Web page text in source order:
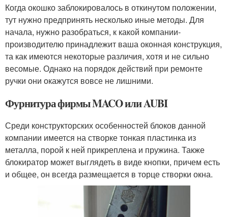
Когда окошко заблокировалось в откинутом положении,
тут нужно предпринять несколько иные методы. Для
начала, нужно разобраться, к какой компании-
производителю принадлежит ваша оконная конструкция,
та как имеются некоторые различия, хотя и не сильно
весомые. Однако на порядок действий при ремонте
ручки они окажутся вовсе не лишними.
Фурнитура фирмы MACO или AUBI
Среди конструкторских особенностей блоков данной
компании имеется на створке тонкая пластинка из
металла, порой к ней прикреплена и пружина. Также
блокиратор может выглядеть в виде кнопки, причем есть
и общее, он всегда размещается в торце створки окна.